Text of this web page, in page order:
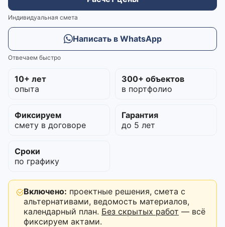
Индивидуальная смета
Написать в WhatsApp
Отвечаем быстро
10+ лет
опыта
300+ объектов
в портфолио
Фиксируем
смету в договоре
Гарантия
до 5 лет
Сроки
по графику
Включено: проектные решения, смета с
альтернативами, ведомость материалов,
календарный план. Без скрытых работ — всё
фиксируем актами.